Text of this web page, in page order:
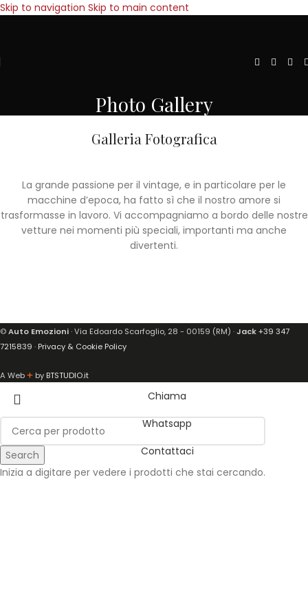
Skip to navigation Skip to main content
Photo Gallery
Galleria Fotografica
La grande passione per il vintage, e in particolare per le
macchine d’epoca, ha fatto sì che il nostro amore si
trasformasse in lavoro. Vi accompagniamo a bordo delle nostre
vetture nei momenti più speciali, importanti ma anche
divertenti.
©Auto Emozioni· Via Edoardo Scarfoglio, 28 - 00159 (RM) ·Jack+39 347
7215839 · Privacy & Cookie Policy
A Web by BTSTUDIO.it
Search
Inizia a digitare per vedere i prodotti che stai cercando.
Chiama
Whatsapp
Contattaci